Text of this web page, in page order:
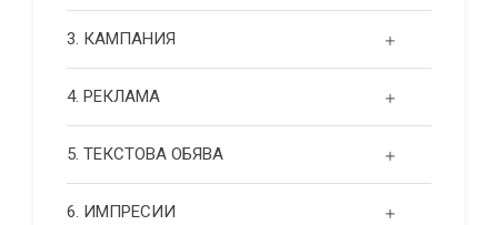
3. КАМПАНИЯ
4. РЕКЛАМА
5. ТЕКСТОВА ОБЯВА
6. ИМПРЕСИИ